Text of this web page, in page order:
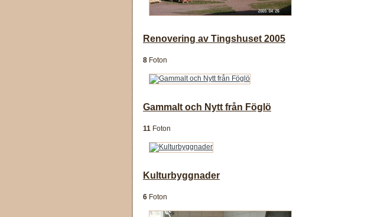
Renovering av Tingshuset 2005
8 Foton
Gammalt och Nytt från Föglö
11 Foton
Kulturbyggnader
6 Foton